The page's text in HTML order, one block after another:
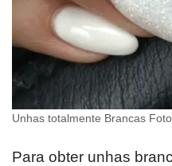
Unhas totalmente Brancas
Para obter unhas